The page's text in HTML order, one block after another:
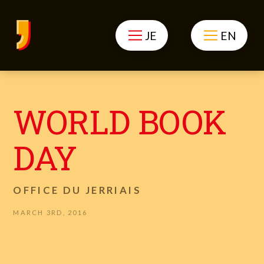
JE EN
WORLD BOOK
DAY
OFFICE DU JERRIAIS
MARCH 3RD, 2016